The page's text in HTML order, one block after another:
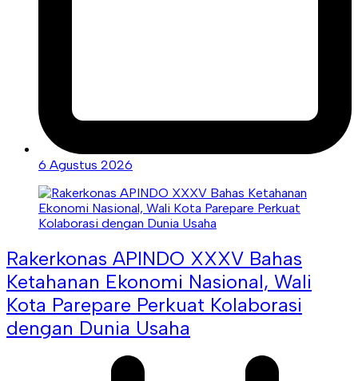
6 Agustus 2026
Rakerkonas APINDO XXXV Bahas
Ketahanan Ekonomi Nasional, Wali
Kota Parepare Perkuat Kolaborasi
dengan Dunia Usaha